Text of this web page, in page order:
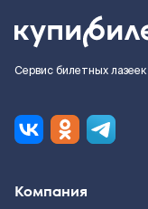
Сервис билетных лазеек
Компания